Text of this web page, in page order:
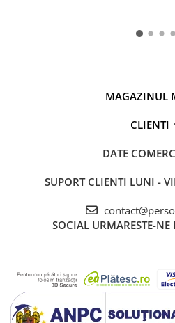
MAGAZINUL
CLIENTI
DATE
SUPORT CLIENTI LUNI -
SOCIAL URMARESTE-